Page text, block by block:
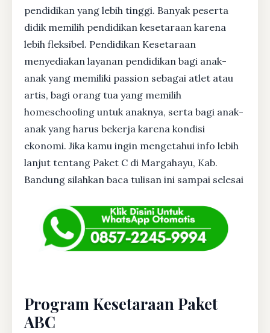
pendidikan yang lebih tinggi. Banyak peserta
didik memilih pendidikan kesetaraan karena
lebih fleksibel. Pendidikan Kesetaraan
menyediakan layanan pendidikan bagi anak-
anak yang memiliki passion sebagai atlet atau
artis, bagi orang tua yang memilih
homeschooling untuk anaknya, serta bagi anak-
anak yang harus bekerja karena kondisi
ekonomi. Jika kamu ingin mengetahui info lebih
lanjut tentang Paket C di Margahayu, Kab.
Bandung silahkan baca tulisan ini sampai selesai
Program Kesetaraan Paket
ABC